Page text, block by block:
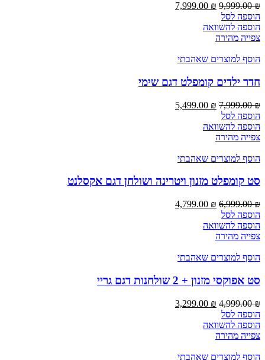
9,999.00₪
7,999.00 ₪
הוספה לסל
הוספה להשוואה
צפייה מהירה
הוסף למוצרים שאהבתי
חדר ילדים קומפלט דגם שימי
7,999.00₪
5,499.00 ₪
הוספה לסל
הוספה להשוואה
צפייה מהירה
הוסף למוצרים שאהבתי
סט קומפלט מזנון ויטרינה ושולחן דגם אקסלנט
6,999.00₪
4,799.00 ₪
הוספה לסל
הוספה להשוואה
צפייה מהירה
הוסף למוצרים שאהבתי
סט אפוקסי מזנון + 2 שולחנות דגם גריי
4,999.00₪
3,299.00 ₪
הוספה לסל
הוספה להשוואה
צפייה מהירה
הוסף למוצרים שאהבתי